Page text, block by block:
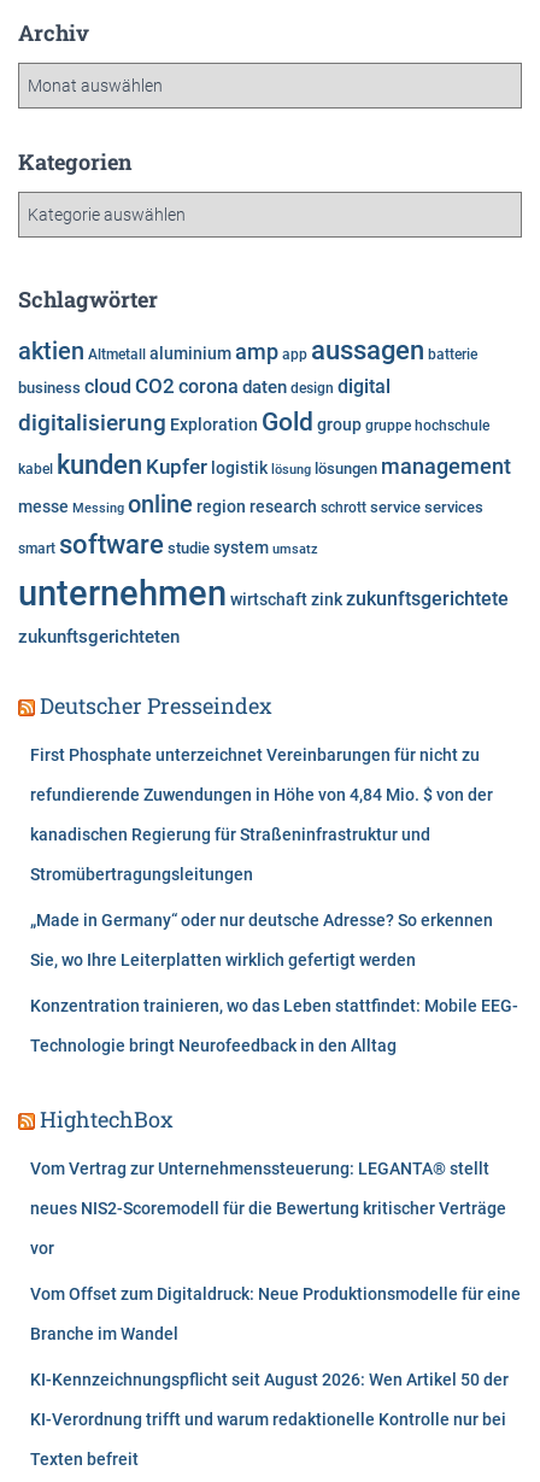
Archiv
h
Kategorien
g
r
i
e
Schlagwörter
aktien Altmetall aluminiumamp app aussagen batterie
business cloud CO2 corona daten design digital
digitalisierung Exploration Gold group gruppe hochschule
kabel kunden Kupfer logistik lösung lösungen management
messe Messing online region research schrott service services
smart software studie system umsatz
unternehmen wirtschaftzinkzukunftsgerichtete
zukunftsgerichteten
Deutscher Presseindex
First Phosphate unterzeichnet Vereinbarungen für nicht zu
refundierende Zuwendungen in Höhe von 4,84 Mio. $ von der
kanadischen Regierung für Straßeninfrastruktur und
Stromübertragungsleitungen
„Made in Germany“ oder nur deutsche Adresse? So erkennen
Sie, wo Ihre Leiterplatten wirklich gefertigt werden
Konzentration trainieren, wo das Leben stattfindet: Mobile EEG-
Technologie bringt Neurofeedback in den Alltag
HightechBox
Vom Vertrag zur Unternehmenssteuerung: LEGANTA® stellt
neues NIS2-Scoremodell für die Bewertung kritischer Verträge
vor
Vom Offset zum Digitaldruck: Neue Produktionsmodelle für eine
Branche im Wandel
KI-Kennzeichnungspflicht seit August 2026: Wen Artikel 50 der
KI-Verordnung trifft und warum redaktionelle Kontrolle nur bei
Texten befreit